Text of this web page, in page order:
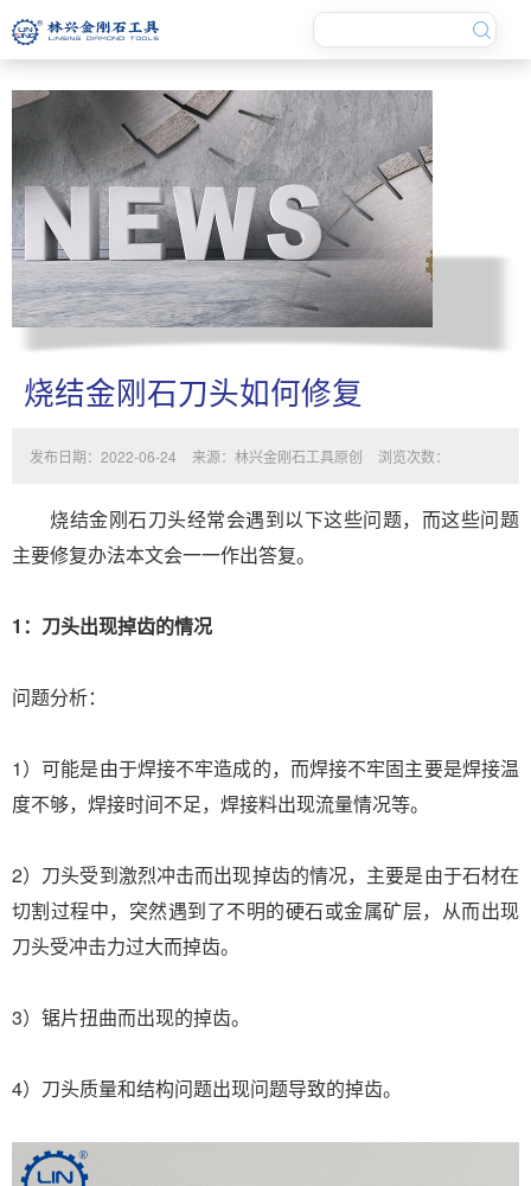
烧结金刚石刀头如何修复
发布日期：2022-06-24 来源：林兴金刚石工具原创 浏览次数：
烧结金刚石刀头经常会遇到以下这些问题，而这些问题
主要修复办法本文会一一作出答复。
1：刀头出现掉齿的情况
问题分析：
1）可能是由于焊接不牢造成的，而焊接不牢固主要是焊接温
度不够，焊接时间不足，焊接料出现流量情况等。
2）刀头受到激烈冲击而出现掉齿的情况，主要是由于石材在
切割过程中，突然遇到了不明的硬石或金属矿层，从而出现
刀头受冲击力过大而掉齿。
3）锯片扭曲而出现的掉齿。
4）刀头质量和结构问题出现问题导致的掉齿。